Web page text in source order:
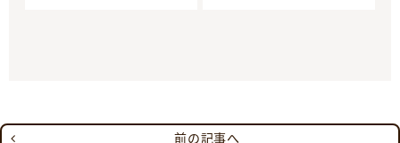
前の記事へ